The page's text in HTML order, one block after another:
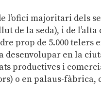
l’ofici majoritari dels
de la seda), i de
prop de 5.000 telers
desenvolupar en la
productives i
o en palaus-fàbrica,